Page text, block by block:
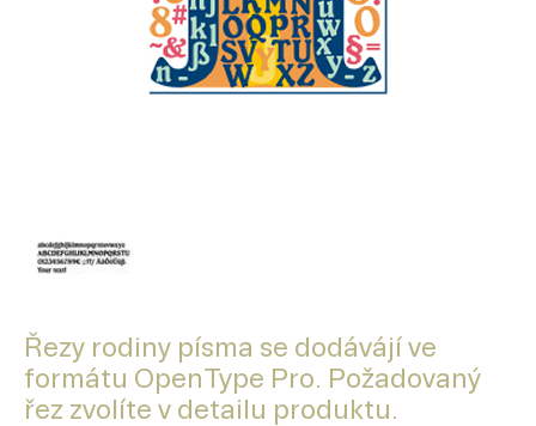
Řezy rodiny písma se dodávájí ve
formátu OpenType Pro. Požadovaný
řez zvolíte v detailu produktu.